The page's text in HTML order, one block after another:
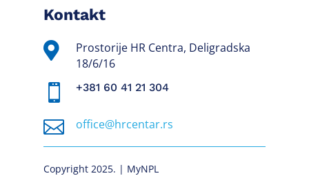
Kontakt

Prostorije HR Centra, Deligradska
18/6/16
 +381 60 41 21 304
 office@hrcentar.rs
Copyright 2025. | MyNPL